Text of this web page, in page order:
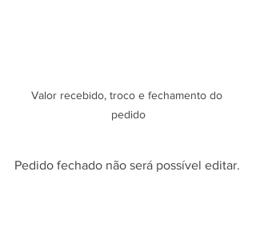
Valor recebido, troco e fechamento do
pedido
Pedido fechado não será possível editar.